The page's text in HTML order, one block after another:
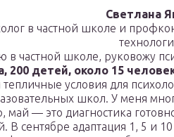
Светлана
в частной школе и
в частной школе, руковожу
200 детей, около 15
тепличные условия для
школ. У меня
май — это диагностика
В сентябре адаптация 1, 5 и